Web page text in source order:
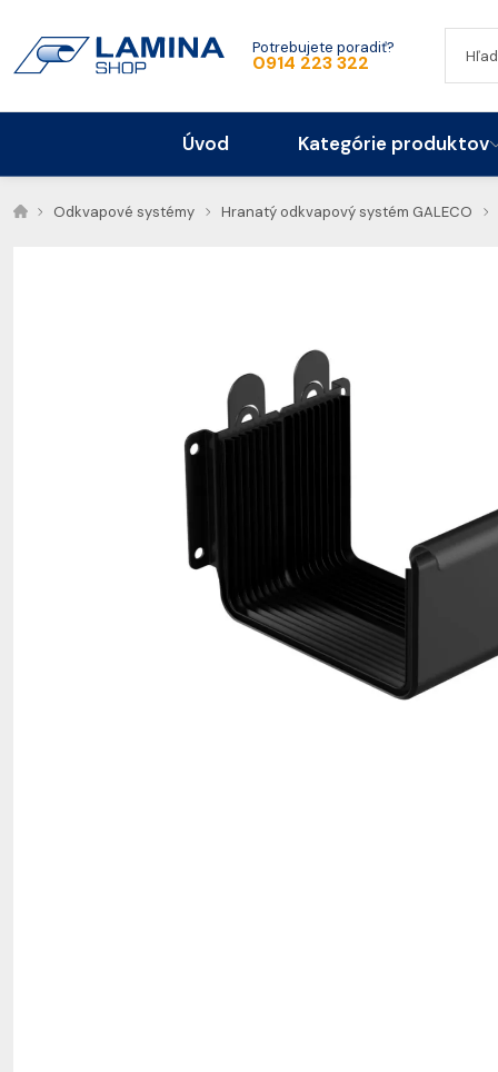
Potrebujete poradiť?
0914 223 322
Úvod Kategórie produktov
Odkvapové systémy Hranatý odkvapový systém GALECO